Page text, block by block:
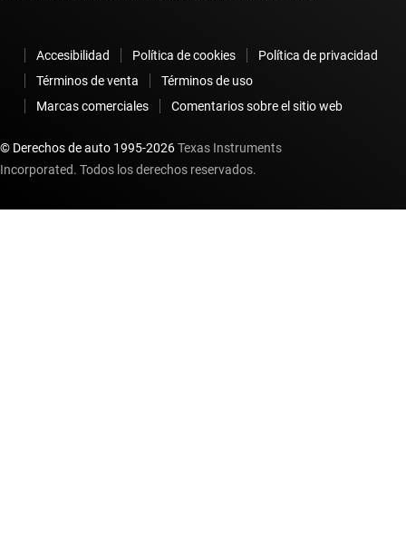
Accesibilidad Política de cookies
Política de privacidad
Términos de venta
Términos de uso
Marcas comerciales
Comentarios sobre el sitio web
© Derechos de auto 1995-2026Texas Instruments
Incorporated. Todos los derechos reservados.